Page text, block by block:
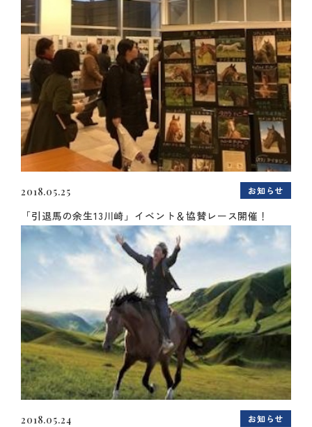
2018.05.25 お知らせ
「引退馬の余生13川崎」イベント＆協賛レース開催！
2018.05.24 お知らせ